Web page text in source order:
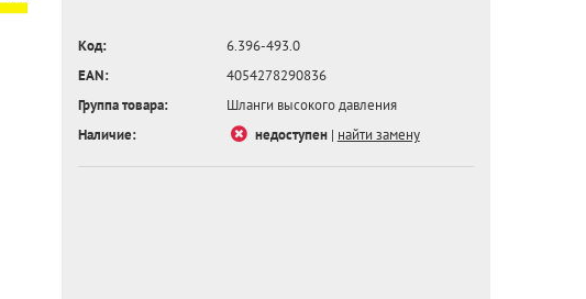
Код:
6.396-493.0
EAN:
4054278290836
Группа товара:
Шланги высокого давления
Наличие:
недоступен| найти замену